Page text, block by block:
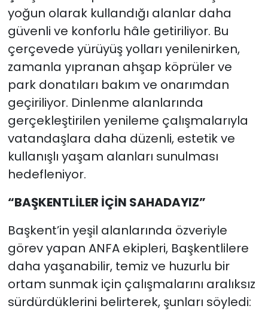
yoğun olarak kullandığı alanlar daha
güvenli ve konforlu hâle getiriliyor. Bu
çerçevede yürüyüş yolları yenilenirken,
zamanla yıpranan ahşap köprüler ve
park donatıları bakım ve onarımdan
geçiriliyor. Dinlenme alanlarında
gerçekleştirilen yenileme çalışmalarıyla
vatandaşlara daha düzenli, estetik ve
kullanışlı yaşam alanları sunulması
hedefleniyor.
“BAŞKENTLİLER İÇİN SAHADAYIZ”
Başkent’in yeşil alanlarında özveriyle
görev yapan ANFA ekipleri, Başkentlilere
daha yaşanabilir, temiz ve huzurlu bir
ortam sunmak için çalışmalarını aralıksız
sürdürdüklerini belirterek, şunları söyledi: